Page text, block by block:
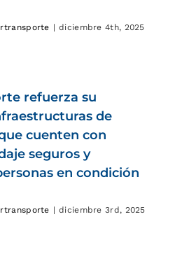
| diciembre 4th, 2025
refuerza su
de
cuenten con
seguros y
en condición
| diciembre 3rd, 2025